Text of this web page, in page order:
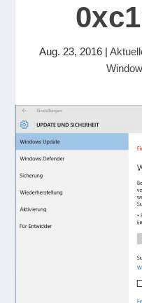
Aug. 23, 2016 |